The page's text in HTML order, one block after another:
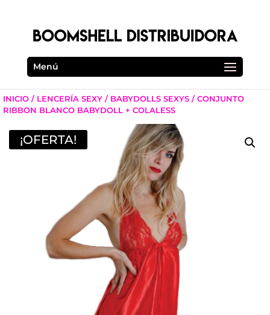
Menú
INICIO / LENCERÍA SEXY / BABYDOLLS SEXYS / CONJUNTO
RIBBON BLANCO BABYDOLL + COLALESS
¡OFERTA!